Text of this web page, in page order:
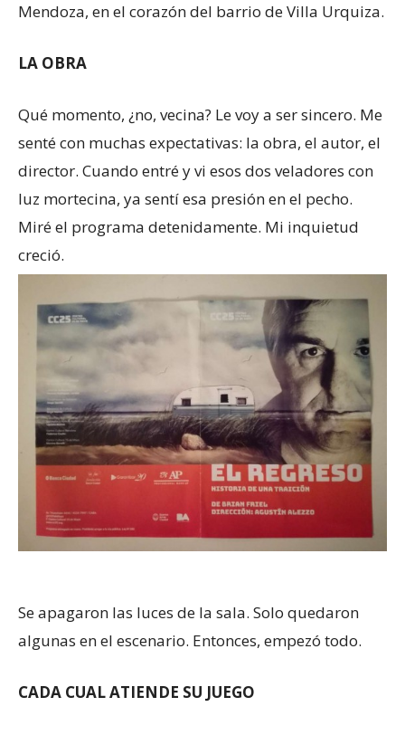
Mendoza, en el corazón del barrio de Villa Urquiza.
LA OBRA
Qué momento, ¿no, vecina? Le voy a ser sincero. Me
senté con muchas expectativas: la obra, el autor, el
director. Cuando entré y vi esos dos veladores con
luz mortecina, ya sentí esa presión en el pecho.
Miré el programa detenidamente. Mi inquietud
creció.
Se apagaron las luces de la sala. Solo quedaron
algunas en el escenario. Entonces, empezó todo.
CADA CUAL ATIENDE SU JUEGO